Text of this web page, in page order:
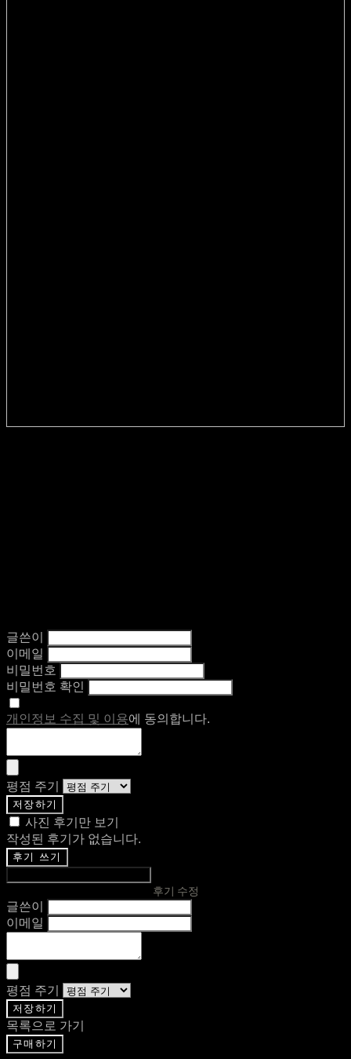
글쓴이
이메일
비밀번호
비밀번호 확인
개인정보 수집 및 이용에 동의합니다.
평점 주기
저장하기
사진 후기만 보기
작성된 후기가 없습니다.
후기 쓰기
후기 수정
글쓴이
이메일
평점 주기
저장하기
목록으로 가기
구매하기